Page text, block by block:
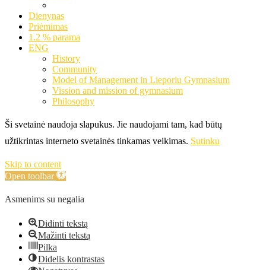
Dienynas
Priėmimas
1.2 % parama
ENG
History
Community
Model of Management in Lieporiu Gymnasium
Vission and mission of gymnasium
Philosophy
Ši svetainė naudoja slapukus. Jie naudojami tam, kad būtų
užtikrintas interneto svetainės tinkamas veikimas. Sutinku
Skip to content
Open toolbar
Asmenims su negalia
Didinti tekstą
Mažinti tekstą
Pilka
Didelis kontrastas